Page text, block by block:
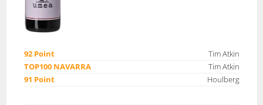
92 Point
Tim Atkin
TOP100 NAVARRA
Tim Atkin
91 Point
Houlberg